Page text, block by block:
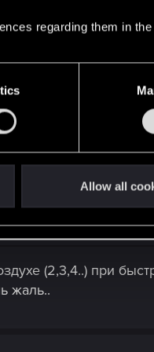
regarding them in the
Allow all
а его в
от машины
2.02. Все,
данное
(2,3,4..) при
жаль..